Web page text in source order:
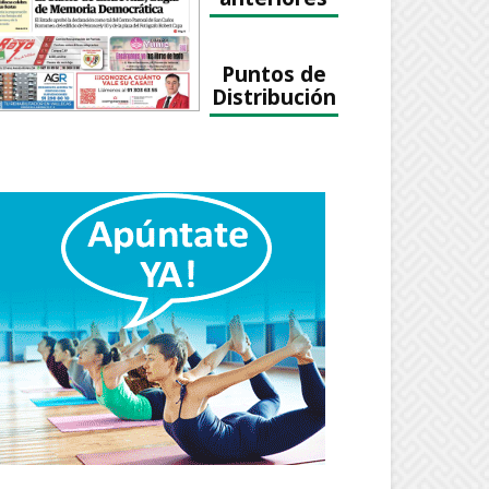
Puntos de
Distribución